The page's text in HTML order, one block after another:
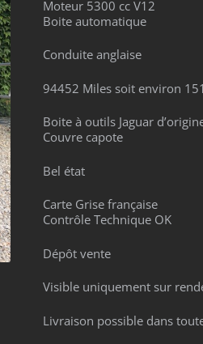
Moteur 5300 cc V12
Boite automatique
Conduite anglaise
94452 Miles soit environ
Boite à outils Jaguar
Couvre capote
Bel état
Carte Grise française
Contrôle Technique OK
Dépôt vente
Visible uniquement sur
Livraison possible dans